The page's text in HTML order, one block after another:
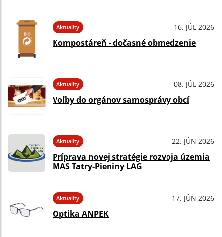
Aktuality 16. JÚL 2026
Kompostáreň - dočasné obmedzenie
Aktuality 08. JÚL 2026
Voľby do orgánov samosprávy obcí
Aktuality 22. JÚN 2026
Príprava novej stratégie rozvoja územia
MAS Tatry-Pieniny LAG
Aktuality 17. JÚN 2026
Optika ANPEK